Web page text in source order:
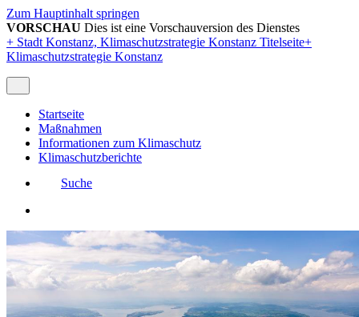
Zum Hauptinhalt springen
VORSCHAU Dies ist eine Vorschauversion des Dienstes
+ Stadt Konstanz, Klimaschutzstrategie Konstanz Titelseite+
Klimaschutzstrategie Konstanz
Startseite
Maßnahmen
Informationen zum Klimaschutz
Klimaschutzberichte
Suche